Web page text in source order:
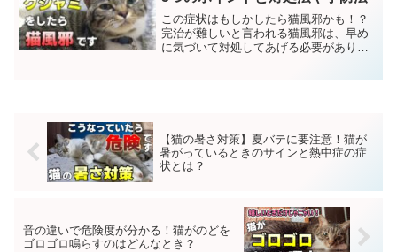
この症状はもしかしたら猫風邪かも！？
完治が難しいと言われる猫風邪は、早め
に気づいて対処してあげる必要がありま
【猫の暑さ対策】夏バテに要注意！猫が
暑がっているときのサインと熱中症の症
状とは？
音の違いで危険度が分かる！猫がのどを
ゴロゴロ鳴らすのはどんなとき？